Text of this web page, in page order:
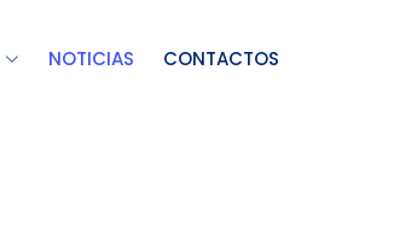
NOTICIAS CONTACTOS